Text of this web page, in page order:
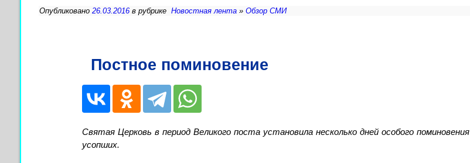
Опубликовано 26.03.2016 в рубрике Новостная лента » Обзор СМИ
Постное поминовение
Святая Церковь в период Великого поста установила несколько дней особого поминовения
усопших.